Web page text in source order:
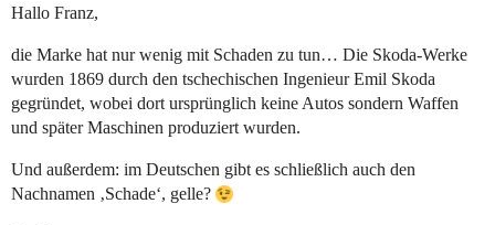
Hallo Franz,
die Marke hat nur wenig mit Schaden zu tun… Die Skoda-Werke
wurden 1869 durch den tschechischen Ingenieur Emil Skoda
gegründet, wobei dort ursprünglich keine Autos sondern Waffen
und später Maschinen produziert wurden.
Und außerdem: im Deutschen gibt es schließlich auch den
Nachnamen ‚Schade‘, gelle?